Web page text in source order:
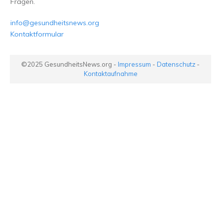
info@gesundheitsnews.org
Kontaktformular
©2025 GesundheitsNews.org - Impressum - Datenschutz -
Kontaktaufnahme